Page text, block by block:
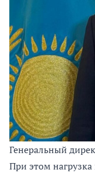
Генеральный
При этом нагрузка